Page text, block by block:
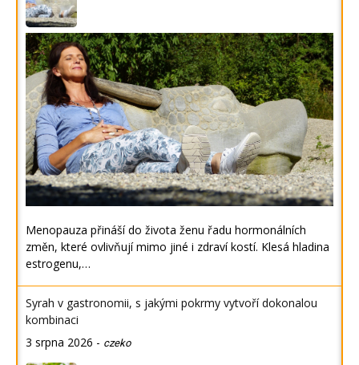
Menopauza přináší do života ženu řadu hormonálních
změn, které ovlivňují mimo jiné i zdraví kostí. Klesá hladina
estrogenu,…
Syrah v gastronomii, s jakými pokrmy vytvoří dokonalou
kombinaci
3 srpna 2026 - czeko